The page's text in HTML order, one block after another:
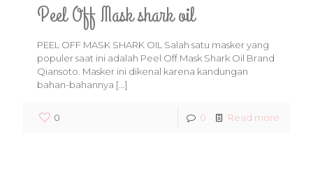
Peel Off Mask shark oil
PEEL OFF MASK SHARK OIL Salah satu masker yang
populer saat ini adalah Peel Off Mask Shark Oil Brand
Qiansoto. Masker ini dikenal karena kandungan
bahan-bahannya […]
0 0 Read more